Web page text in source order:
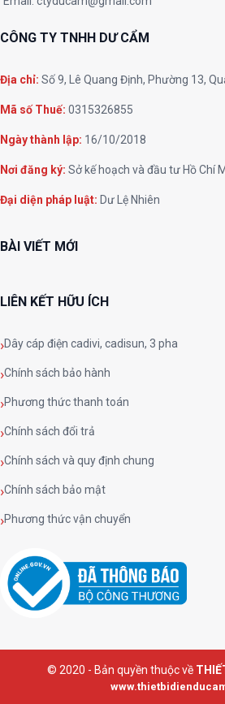
CÔNG TY TNHH DƯ CẨM
Địa chỉ: Số 9, Lê Quang Định, Phường 13,
Mã số Thuế: 0315326855
Ngày thành lập: 16/10/2018
Nơi đăng ký: Sở kế hoạch và đầu tư Hồ Chí
Đại diện pháp luật: Dư Lệ Nhiên
BÀI VIẾT MỚI
LIÊN KẾT HỮU ÍCH
Dây cáp điện cadivi, cadisun, 3 pha
Chính sách bảo hành
Phương thức thanh toán
Chính sách đổi trả
Chính sách và quy định chung
Chính sách bảo mật
Phương thức vận chuyển
© 2020 - Bản quyền thuộc về